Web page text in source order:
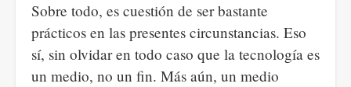
Sobre todo, es cuestión de ser bastante
prácticos en las presentes circunstancias. Eso
sí, sin olvidar en todo caso que la tecnología es
un medio, no un fin. Más aún, un medio